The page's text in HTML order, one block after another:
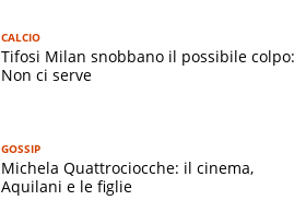
CALCIO
Tifosi Milan snobbano il possibile colpo:
Non ci serve
GOSSIP
Michela Quattrociocche: il cinema,
Aquilani e le figlie